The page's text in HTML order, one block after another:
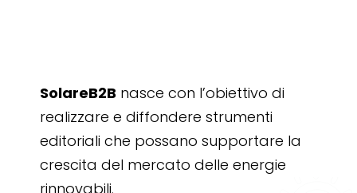
SolareB2B nasce con l’obiettivo di
realizzare e diffondere strumenti
editoriali che possano supportare la
crescita del mercato delle energie
rinnovabili.